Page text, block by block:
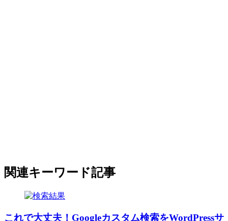
関連キーワード記事
これで大丈夫！Googleカスタム検索をWordPressサ